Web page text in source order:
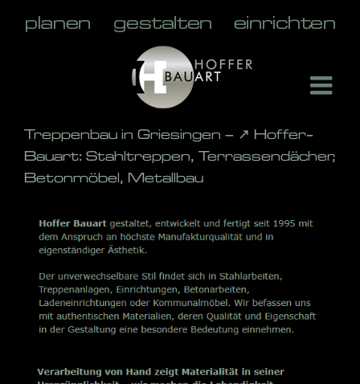
Treppenbau in Griesingen – ↗️ Hoffer-
Bauart: Stahltreppen, Terrassendächer,
Betonmöbel, Metallbau